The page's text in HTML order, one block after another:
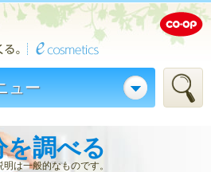
ュー
を調べる
明は一般的なものです。